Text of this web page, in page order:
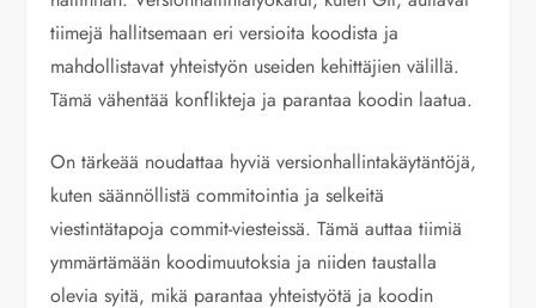
tiimejä hallitsemaan eri versioita koodista ja
mahdollistavat yhteistyön useiden kehittäjien välillä.
Tämä vähentää konflikteja ja parantaa koodin laatua.
On tärkeää noudattaa hyviä versionhallintakäytäntöjä,
kuten säännöllistä commitointia ja selkeitä
viestintätapoja commit-viesteissä. Tämä auttaa tiimiä
ymmärtämään koodimuutoksia ja niiden taustalla
olevia syitä, mikä parantaa yhteistyötä ja koodin